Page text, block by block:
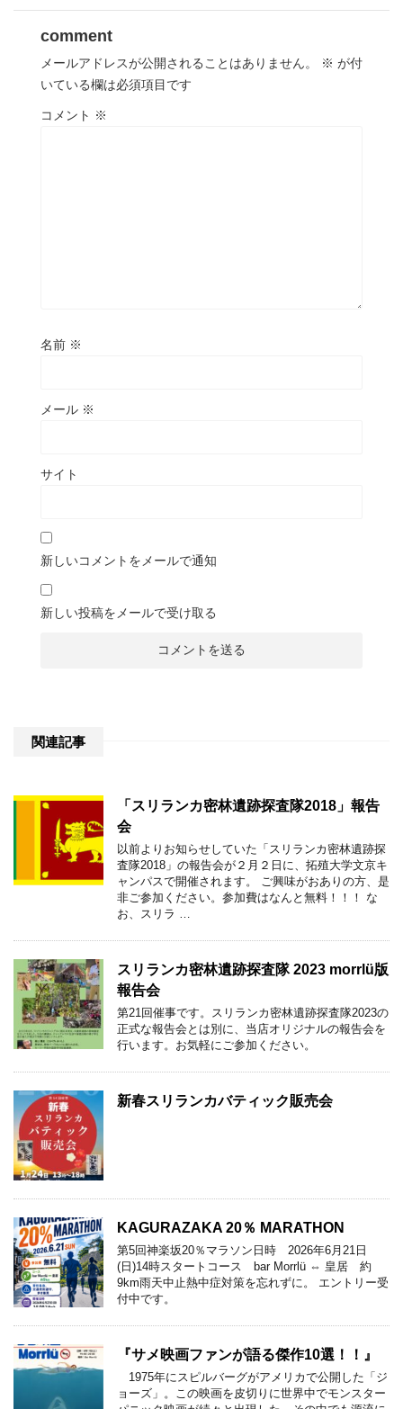
comment
メールアドレスが公開されることはありません。 ※ が付
いている欄は必須項目です
コメント ※
名前 ※
メール ※
サイト
新しいコメントをメールで通知
新しい投稿をメールで受け取る
関連記事
「スリランカ密林遺跡探査隊2018」報告
会
以前よりお知らせしていた「スリランカ密林遺跡探
査隊2018」の報告会が２月２日に、拓殖大学文京キ
ャンパスで開催されます。 ご興味がおありの方、是
非ご参加ください。参加費はなんと無料！！！ な
お、スリラ …
スリランカ密林遺跡探査隊 2023 morrlü版
報告会
第21回催事です。スリランカ密林遺跡探査隊2023の
正式な報告会とは別に、当店オリジナルの報告会を
行います。お気軽にご参加ください。
新春スリランカバティック販売会
KAGURAZAKA 20％ MARATHON
第5回神楽坂20％マラソン日時 2026年6月21日
(日)14時スタートコース bar Morrlü ⇔ 皇居 約
9km雨天中止熱中症対策を忘れずに。 エントリー受
付中です。
『サメ映画ファンが語る傑作10選！！』
1975年にスピルバーグがアメリカで公開した「ジ
ョーズ」。この映画を皮切りに世界中でモンスター